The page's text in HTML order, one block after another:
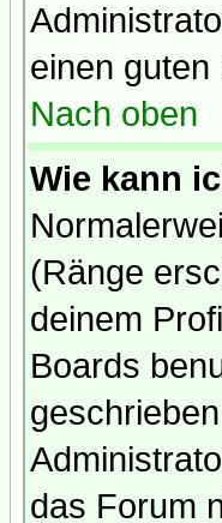
einen guten
Nach oben
Wie kann
(Ränge
deinem
Boards
das Forum